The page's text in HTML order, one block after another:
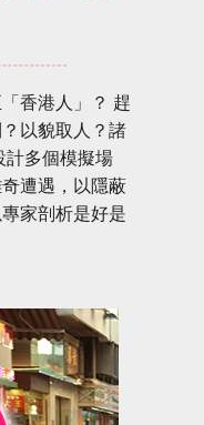
香港人」？ 趕
以貌取人？諸
計多個模擬場
遭遇，以隱蔽
家剖析是好是